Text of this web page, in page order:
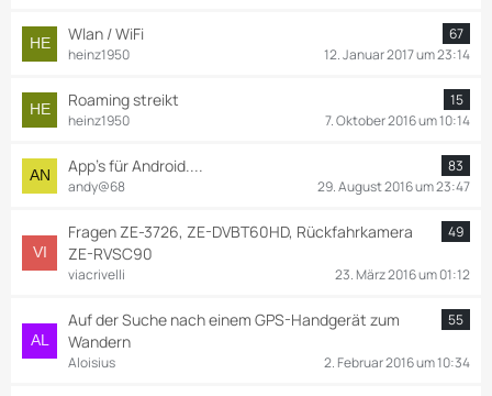
Wlan / WiFi
67
heinz1950
12. Januar 2017 um 23:14
Roaming streikt
15
heinz1950
7. Oktober 2016 um 10:14
App's für Android....
83
andy@68
29. August 2016 um 23:47
Fragen ZE-3726, ZE-DVBT60HD, Rückfahrkamera
ZE-RVSC90
49
viacrivelli 23. März 2016 um 01:12
Auf der Suche nach einem GPS-Handgerät zum
Wandern
55
Aloisius 2. Februar 2016 um 10:34